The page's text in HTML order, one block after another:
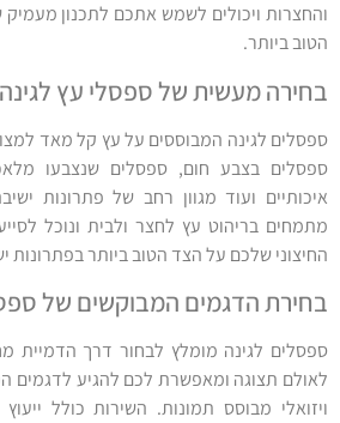
והחצרות ויכולים לשמש אתכם לתכנון
הטוב ביותר.
בחירה מעשית של ספסלי עץ לגינה
ספסלים לגינה המבוססים על עץ קל מאד
ספסלים בצבע חום, ספסלים שנצבעו
איכותיים ועוד מגוון רחב של פתרונות
מתמחים בריהוט עץ לחצר ולבית ונוכל
החיצוני שלכם על הצד הטוב ביותר בפתרונות
בחירת הדגמים המבוקשים של
ספסלים לגינה מומלץ לבחור דרך הדמיית
לאולם תצוגה ומאפשרת לכם להגיע לדגמים
ויזואלי מבוסס תמונות. השירות כולל